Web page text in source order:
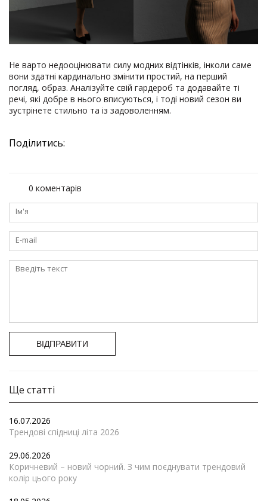
Не варто недооцінювати силу модних відтінків, інколи саме
вони здатні кардинально змінити простий, на перший
погляд, образ. Аналізуйте свій гардероб та додавайте ті
речі, які добре в нього вписуються, і тоді новий сезон ви
зустрінете стильно та із задоволенням.
Поділитись:
0 коментарів
ВІДПРАВИТИ
Ще статті
16.07.2026
Трендові спідниці літа 2026
29.06.2026
Коричневий – новий чорний. З чим поєднувати трендовий
колір цього року